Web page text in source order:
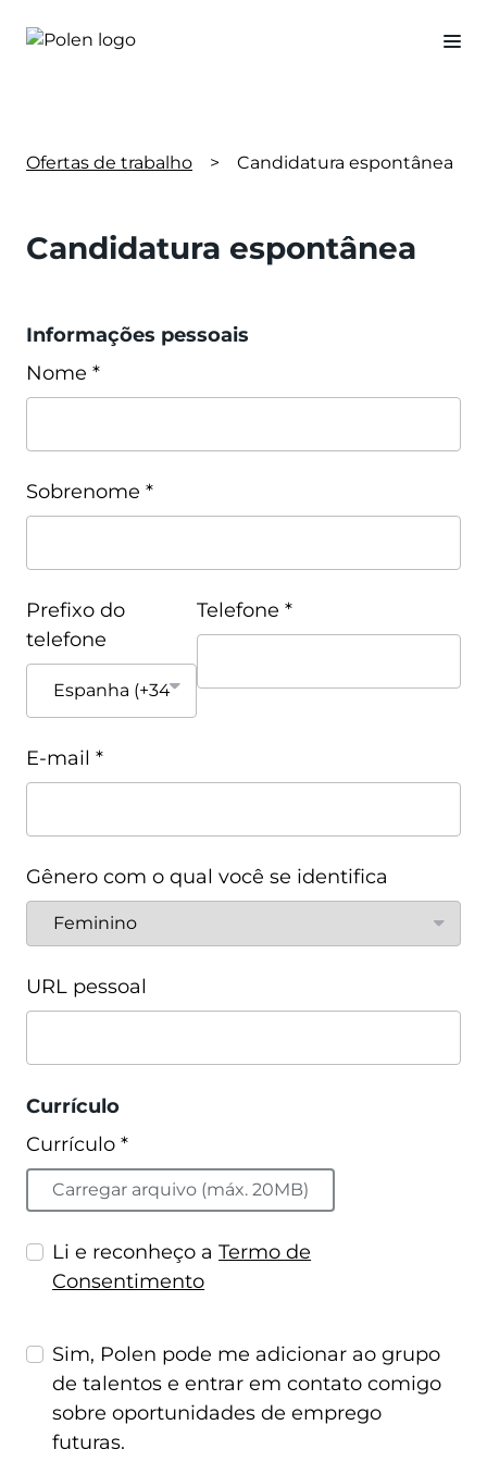
Ofertas de trabalho > Candidatura espontânea
Candidatura espontânea
Informações pessoais
Nome *
Sobrenome *
Prefixo do
telefone
Telefone *
E-mail *
Gênero com o qual você se identifica
URL pessoal
Currículo
Currículo *
Carregar arquivo (máx. 20MB)
Li e reconheço aTermo de
Consentimento
Sim, Polen pode me adicionar ao grupo
de talentos e entrar em contato comigo
sobre oportunidades de emprego
futuras.